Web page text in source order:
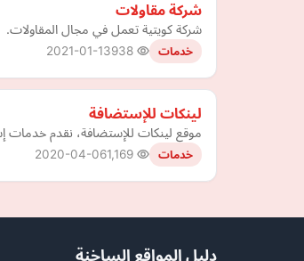
شركة مقاولات
شركة كويتية تعمل في مجال المقاولات.
خدمات 2021-01-13
لينكات للإستضافة
موقع لينكات للإستضافة، نقدم خدمات
خدمات 2020-04-06
دليل المواقع الساخنة